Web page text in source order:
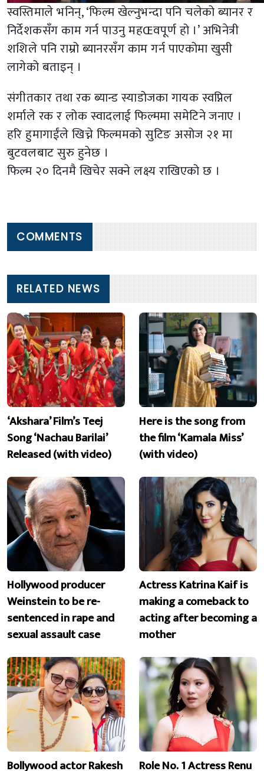
स्वस्तिमाले भनिन्, ‘फिल्म खेल्नुभन्दा पनि चलेको ब्यानर र
निर्देशकसँग काम गर्न पाउनु महŒवपूर्ण हो ।’ अभिनेत्री
शशिले पनि राम्रो ब्यानरसँग काम गर्न पाएकोमा खुसी
लागेको बताइन् ।
संगीतकार तथा रक ब्यान्ड स्याडोजका गायक स्वप्निल
शर्माले रक र लोक स्वादलाई फिल्ममा समेटिने जनाए ।
हरि हुमागाईंले खिच्ने फिल्ममको सुटिङ असोज २१ मा
बुटवलबाट सुरु हुनेछ ।
फिल्म २० दिनमै खिचेर सक्ने लक्ष्य राखिएको छ ।
COMMENTS
RELATED NEWS
‘Akshara’ Film’s Teej
Song ‘Nachau Barilai’
Released (with video)
Here is the song from
the film ‘Kamala Miss’
(with video)
Hollywood producer
Weinstein to be re-
sentenced in rape and
sexual assault case
Actress Katrina Kaif is
making a comeback to
acting after becoming a
mother
Bollywood actor Rakesh Role No. 1 Actress Renu